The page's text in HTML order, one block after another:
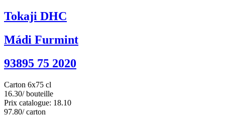
Tokaji DHC
Mádi Furmint
93895 75 2020
Carton 6x75 cl
16.30/ bouteille
Prix catalogue: 18.10
97.80/ carton